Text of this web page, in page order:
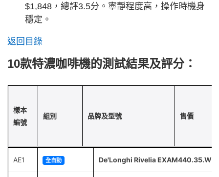
$1,848，總評3.5分。寧靜程度高，操作時機身
穩定。
返回目錄
10款特濃咖啡機的測試結果及評分：
樣本
編號
組別 品牌及型號 售價
AE1 全自動 De'Longhi Rivelia EXAM440.35.W